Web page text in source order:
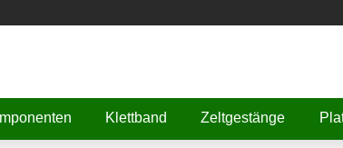
Klettband Zeltgestänge